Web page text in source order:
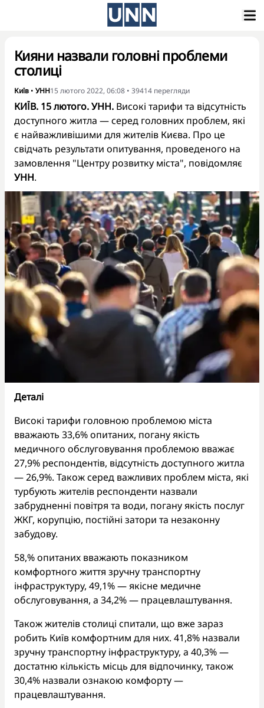
Кияни назвали головні проблеми
столиці
Київ • УНН15 лютого 2022, 06:08 • 39414 перегляди
КИЇВ. 15 лютого. УНН. Високі тарифи та відсутність
доступного житла — серед головних проблем, які
є найважливішими для жителів Києва. Про це
свідчать результати опитування, проведеного на
замовлення "Центру розвитку міста", повідомляє
УНН.
Деталі
Високі тарифи головною проблемою міста
вважають 33,6% опитаних, погану якість
медичного обслуговування проблемою вважає
27,9% респондентів, відсутність доступного житла
— 26,9%. Також серед важливих проблем міста, які
турбують жителів респонденти назвали
забрудненні повітря та води, погану якість послуг
ЖКГ, корупцію, постійні затори та незаконну
забудову.
58,% опитаних вважають показником
комфортного життя зручну транспортну
інфраструктуру, 49,1% — якісне медичне
обслуговування, а 34,2% — працевлаштування.
Також жителів столиці спитали, що вже зараз
робить Київ комфортним для них. 41,8% назвали
зручну транспортну інфраструктуру, а 40,3% —
достатню кількість місць для відпочинку, також
30,4% назвали ознакою комфорту —
працевлаштування.